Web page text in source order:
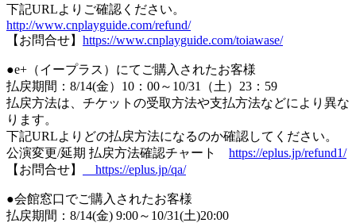
下記URLよりご確認ください。
http://www.cnplayguide.com/refund/
【お問合せ】 https://www.cnplayguide.com/toiawase/
●e+（イープラス）にてご購入されたお客様
払戻期間：8/14(金）10：00～10/31（土）23：59
払戻方法は、チケットの受取方法や支払方法などにより異な
ります。
下記URLよりどの払戻方法になるのか確認してください。
公演変更/延期 払戻方法確認チャート https://eplus.jp/refund1/
【お問合せ】
https://eplus.jp/qa/
●会館窓口でご購入されたお客様
払戻期間：8/14(金) 9:00～10/31(土)20:00